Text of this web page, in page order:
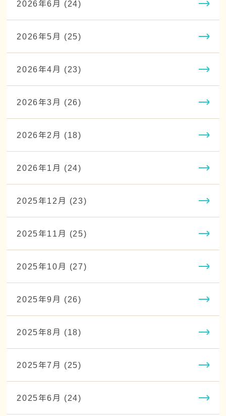
2026年6月 (24)
2026年5月 (25)
2026年4月 (23)
2026年3月 (26)
2026年2月 (18)
2026年1月 (24)
2025年12月 (23)
2025年11月 (25)
2025年10月 (27)
2025年9月 (26)
2025年8月 (18)
2025年7月 (25)
2025年6月 (24)